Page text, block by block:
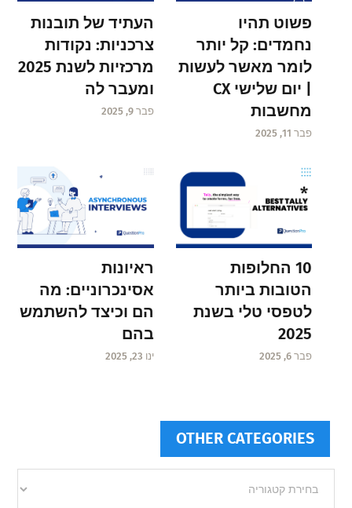
פשוט תהיו
נחמדים: קל יותר
לומר מאשר לעשות
| יום שלישי CX
מחשבות
פבר 11, 2025
העתיד של תובנות
צרכניות: נקודות
מרכזיות לשנת 2025
ומעבר לה
פבר 9, 2025
10 החלופות
הטובות ביותר
לטפסי טלי בשנת
2025
פבר 6, 2025
ראיונות
אסינכרוניים: מה
הם וכיצד להשתמש
בהם
ינו 23, 2025
OTHER CATEGORIES
categories